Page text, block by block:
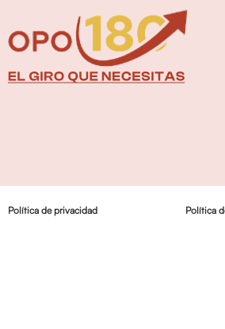
Política de privacidad Política